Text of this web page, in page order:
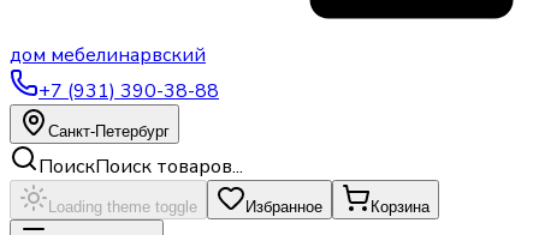
дом мебелинарвский
+7 (931) 390-38-88
Санкт-Петербург
ПоискПоиск товаров...
Loading theme toggle Избранное Корзина